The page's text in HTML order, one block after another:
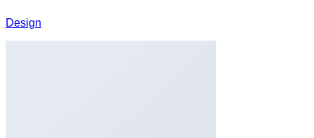
Design